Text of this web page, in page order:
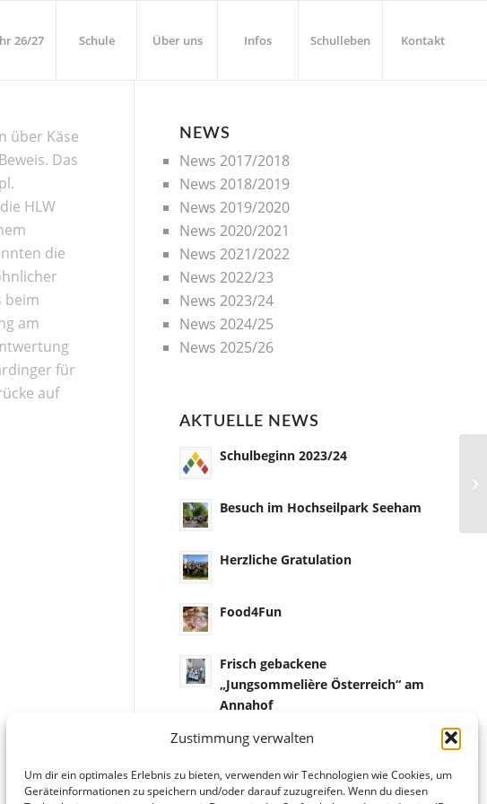
Zustimmung verwalten
Um dir ein optimales Erlebnis zu bieten, verwenden wir Technologien wie Cookies, um
Geräteinformationen zu speichern und/oder darauf zuzugreifen. Wenn du diesen
26/27 Schule Über uns Infos Schulleben Kontakt
über Käse
Das
HLW
die
beim
am
für
auf
NEWS
News 2017/2018
News 2018/2019
News 2019/2020
News 2020/2021
News 2021/2022
News 2022/23
News 2023/24
News 2024/25
News 2025/26
AKTUELLE NEWS
Schulbeginn 2023/24
Besuch im Hochseilpark Seeham
Herzliche Gratulation
Food4Fun
Frisch gebackene
„Jungsommelière Österreich“ am
Annahof